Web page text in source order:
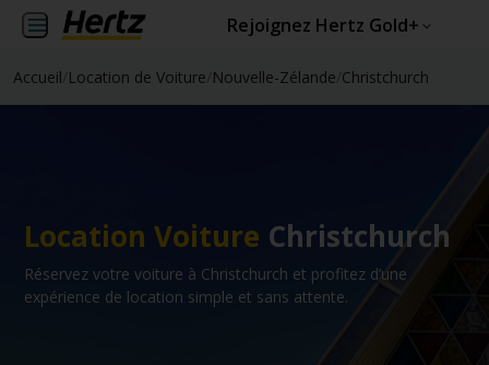
Rejoignez Hertz Gold+
Accueil Location de Voiture Nouvelle-Zélande Christchurch
Location Voiture Christchurch
Réservez votre voiture à Christchurch et profitez d’une
expérience de location simple et sans attente.